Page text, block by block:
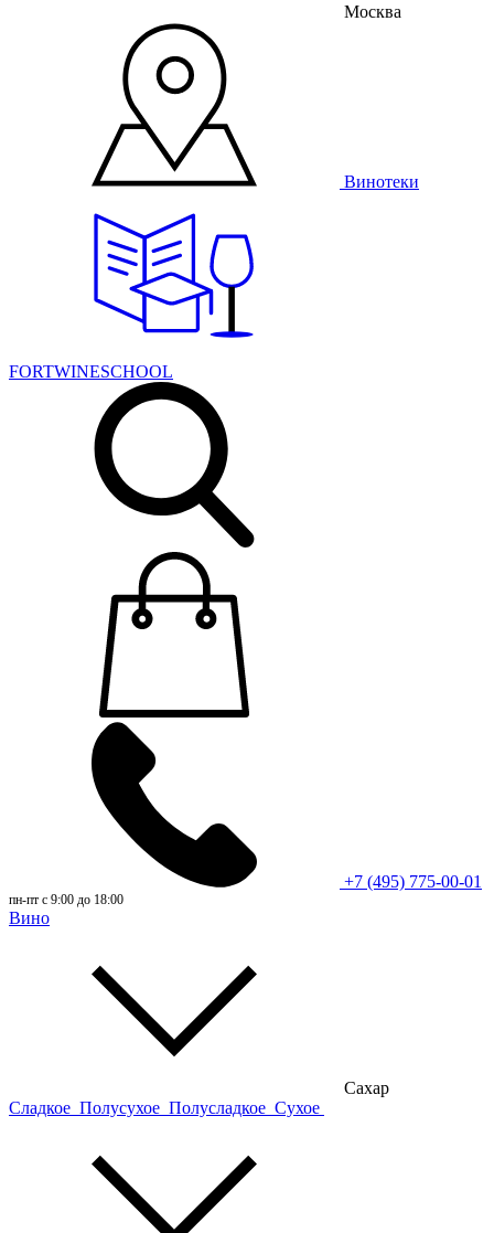
Москва
Винотеки
FORTWINESCHOOL
+7 (495) 775-00-01
пн-пт с 9:00 до 18:00
Вино
Сахар
Сладкое Полусухое Полусладкое Сухое